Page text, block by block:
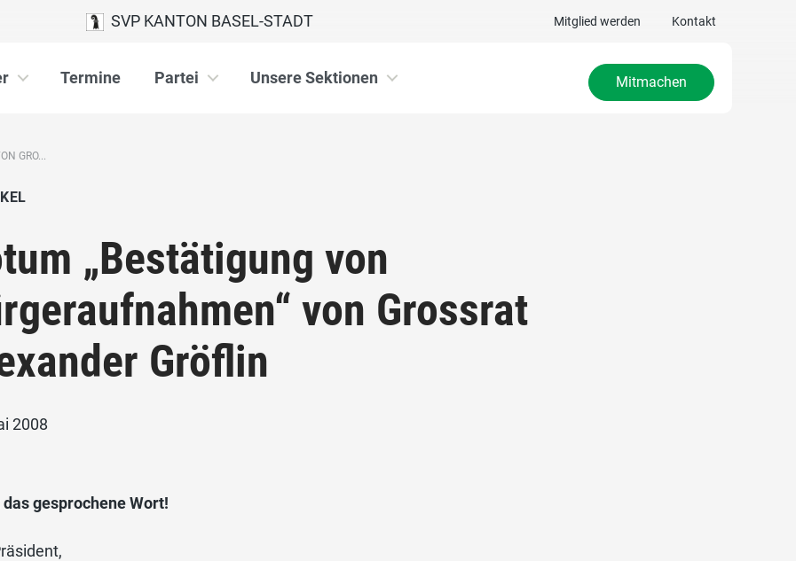
Mitglied werden Kontakt
SVP KANTON BASEL-STADT
Termine Partei Unsere Sektionen Mitmachen
GRO...
„Bestätigung von
von Grossrat
Gröflin
2008
das gesprochene Wort!